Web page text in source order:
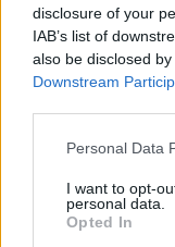
disclosure of your
IAB’s list of
also be disclosed
Downstream
Please note that
not limited to your
grant or deny
use your data for
Personal Data
I want to opt-
personal data.
Opted In
Kövess
Facebookon is!